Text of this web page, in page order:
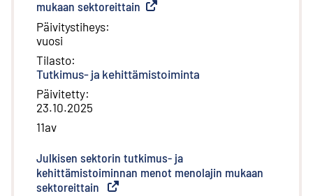
mukaan sektoreittain Ulkoinen linkki
Päivitystiheys:
vuosi
Tilasto:
Tutkimus- ja kehittämistoiminta
Päivitetty:
23.10.2025
11av
Julkisen sektorin tutkimus- ja
kehittämistoiminnan menot menolajin mukaan
sektoreittain Ulkoinen linkki